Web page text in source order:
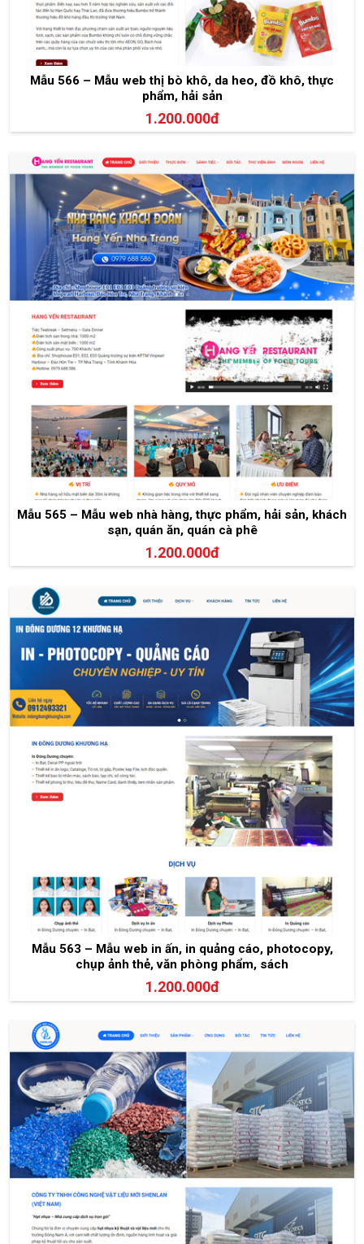
Mẫu 566 – Mẫu web thị bò khô, da heo, đồ khô, thực
phẩm, hải sản
1.200.000đ
Mẫu 565 – Mẫu web nhà hàng, thực phẩm, hải sản, khách
sạn, quán ăn, quán cà phê
1.200.000đ
Mẫu 563 – Mẫu web in ấn, in quảng cáo, photocopy,
chụp ảnh thẻ, văn phòng phẩm, sách
1.200.000đ